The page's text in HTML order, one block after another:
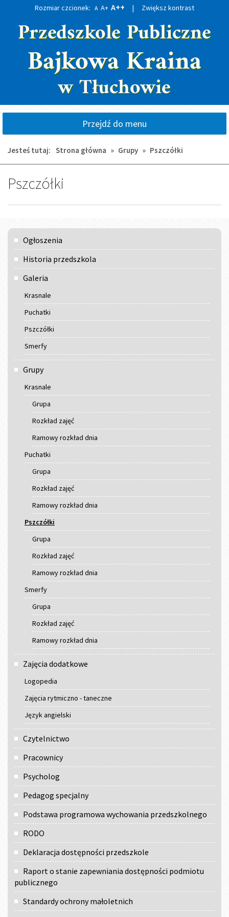
głównej
wyszukiwarki
Rozmiar czcionek: A A+ A++ | Zwiększ kontrast
Przejdź do menu
Jesteś tutaj: Strona główna » Grupy » Pszczółki
Pszczółki
Menu
główne
Ogłoszenia
Historia przedszkola
Galeria
Krasnale
Puchatki
Pszczółki
Smerfy
Grupy
Krasnale
Grupa
Rozkład zajęć
Ramowy rozkład dnia
Puchatki
Grupa
Rozkład zajęć
Ramowy rozkład dnia
Pszczółki
Grupa
Rozkład zajęć
Ramowy rozkład dnia
Smerfy
Grupa
Rozkład zajęć
Ramowy rozkład dnia
Zajęcia dodatkowe
Logopedia
Zajęcia rytmiczno - taneczne
Język angielski
Czytelnictwo
Pracownicy
Psycholog
Pedagog specjalny
Podstawa programowa wychowania przedszkolnego
RODO
Deklaracja dostępności przedszkole
Raport o stanie zapewniania dostępności podmiotu
publicznego
Standardy ochrony małoletnich